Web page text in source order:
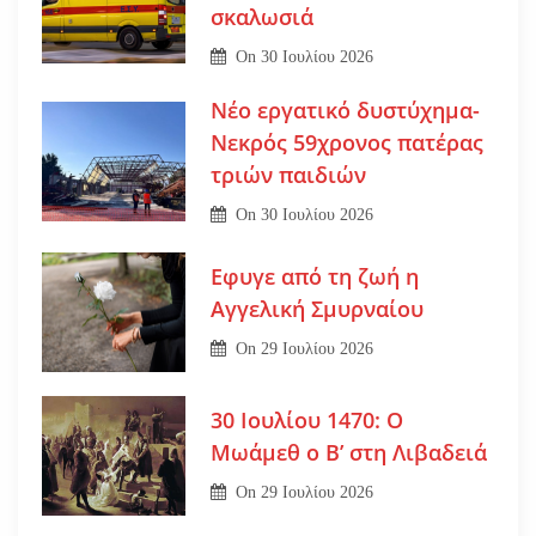
σκαλωσιά
On30 Ιουλίου 2026
Νέο εργατικό δυστύχημα-
Νεκρός 59χρονος πατέρας
τριών παιδιών
On30 Ιουλίου 2026
Εφυγε από τη ζωή η
Αγγελική Σμυρναίου
On29 Ιουλίου 2026
30 Ιουλίου 1470: Ο
Μωάμεθ ο Β’ στη Λιβαδειά
On29 Ιουλίου 2026